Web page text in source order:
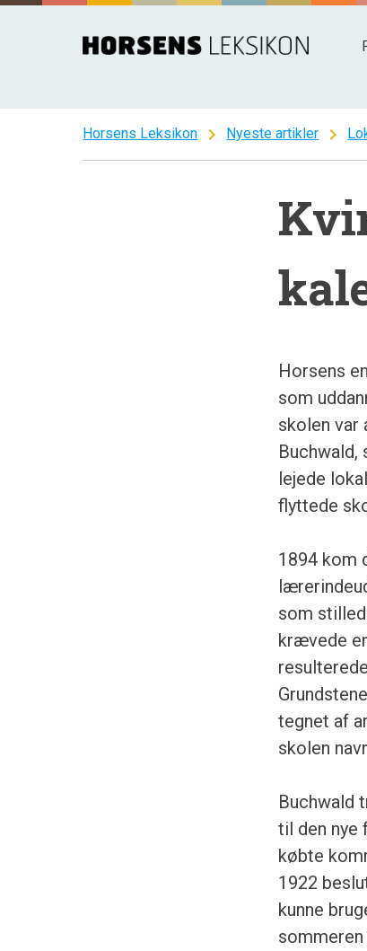
Spring
Horsens Leksikon chevron_right Nyeste artikler chevron_right
Horsens
som
skolen var
lejede
flyttede
1894 kom
som
krævede
tegnet af
skolen
Buchwald
til den nye
købte
1922
kunne